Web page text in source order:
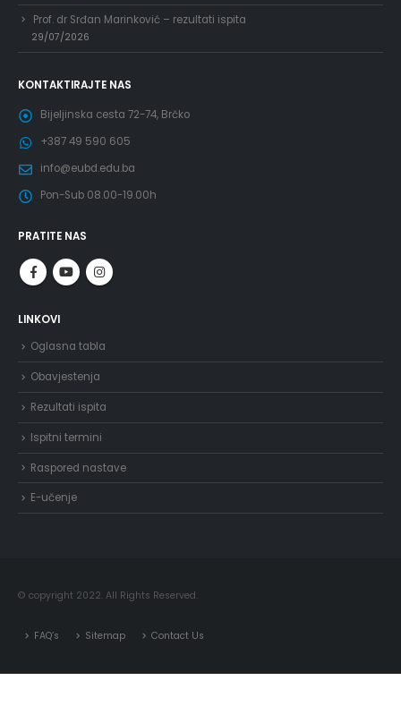
Prof. dr Srđan Marinković – rezultati ispita
29/07/2026
KONTAKTIRAJTE NAS
Bijeljinska cesta 72-74, Brčko
+387 49 590 605
info@eubd.edu.ba
Pon-Sub 08.00-19.00h
PRATITE NAS
LINKOVI
Oglasna tabla
Obavjestenja
Rezultati ispita
Ispitni termini
Raspored nastave
E-učenje
© copyright 2022. All Rights Reserved.
FAQ’s Sitemap Contact Us